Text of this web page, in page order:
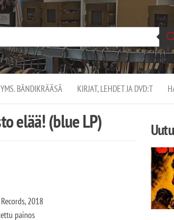
BÄNDIKRÄÄSÄ KIRJAT, LEHDET JA DVD:T
elää! (blue LP)
2018
painos